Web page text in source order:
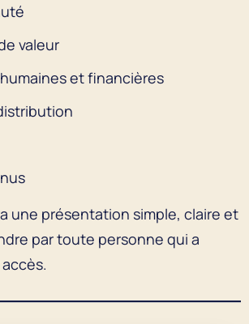
valeur
et financières
une présentation simple, claire et
par toute personne qui a